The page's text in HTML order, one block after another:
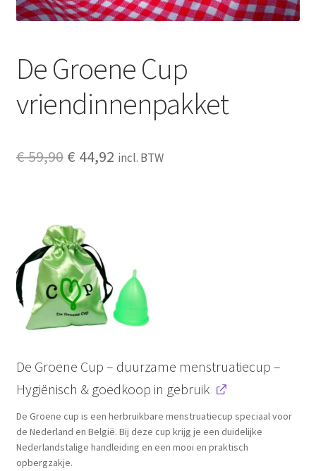
Schoonmaken
Voordeelpakketten
Proefpakketten
De Groene Cup
vriendinnenpakket
€59,90 Oorspronkelijke
€ 59,90.
€ 44,92Huidige
incl. BTW
De Groene Cup – duurzame menstruatiecup –
Hygiënisch & goedkoop in gebruik
De Groene cup is een herbruikbare menstruatiecup speciaal voor
de Nederland en België. Bij deze cup krijg je een duidelijke
Nederlandstalige handleiding en een mooi en praktisch
opbergzakje.